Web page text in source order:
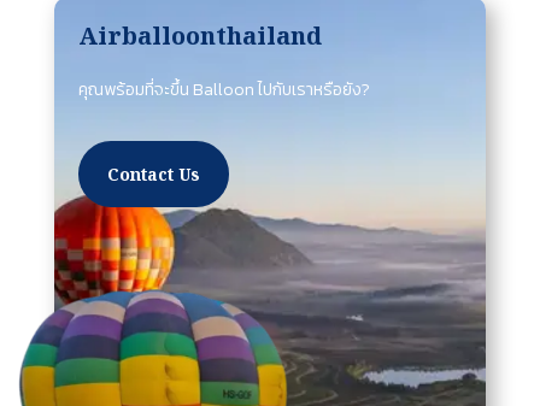
Airballoonthailand
คุณพร้อมที่จะขึ้น Balloon ไปกับเราหรือยัง?
Contact Us